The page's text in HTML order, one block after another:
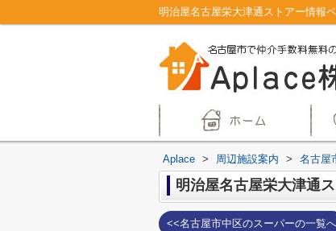
明治屋名古屋栄大津通ストアー情報
Aplace > 周辺施設案内 > 名古屋
明治屋名古屋栄大津通
<<名古屋市中区のスーパーの一覧へ